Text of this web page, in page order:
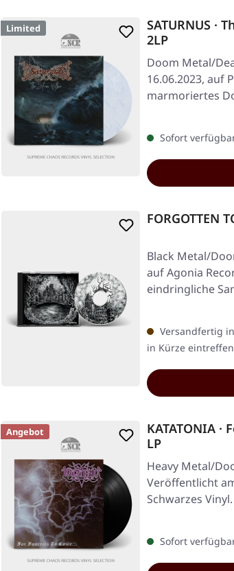
Limited
SATURNUS ·
2LP
Doom Metal/
16.06.2023, auf
marmoriertes
Sofort
FORGOTTEN
Black Metal/
auf Agonia
eindringliche
Versandfertig
in Kürze eintreffen
Angebot
KATATONIA ·
LP
Heavy Metal/
Veröffentlicht
Schwarzes
Sofort